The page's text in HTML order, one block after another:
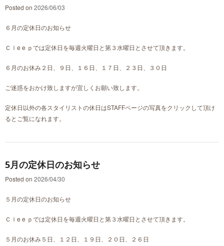
Posted on 2026/06/03
６月の定休日のお知らせ
Ｃｌe e ｐでは定休日を毎週火曜日と第３水曜日とさせて頂きます。
６月のお休み２日、９日、１６日、１７日、２３日、３０日
ご迷惑をおかけ致しますが宜しくお願い致します。
定休日以外の各スタイリストの休日はSTAFFページの写真をクリックして頂け
るとご覧になれます。
5月の定休日のお知らせ
Posted on 2026/04/30
５月の定休日のお知らせ
Ｃｌe e ｐでは定休日を毎週火曜日と第３水曜日とさせて頂きます。
５月のお休み５日、１２日、１９日、２０日、２６日